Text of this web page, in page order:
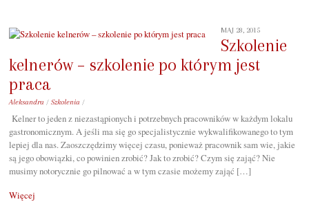
MAJ 28, 2015
Szkolenie
kelnerów – szkolenie po którym jest
praca
Aleksandra / Szkolenia /
Kelner to jeden z niezastąpionych i potrzebnych pracowników w każdym lokalu
gastronomicznym. A jeśli ma się go specjalistycznie wykwalifikowanego to tym
lepiej dla nas. Zaoszczędzimy więcej czasu, ponieważ pracownik sam wie, jakie
są jego obowiązki, co powinien zrobić? Jak to zrobić? Czym się zająć? Nie
musimy notorycznie go pilnować a w tym czasie możemy zająć […]
Więcej